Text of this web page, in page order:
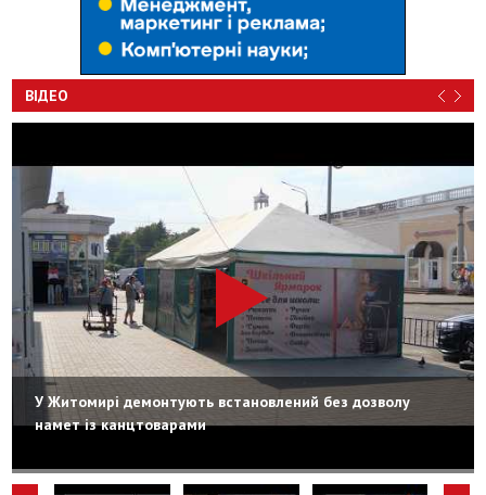
ВІДЕО
У Житомирі демонтують встановлений без дозволу
намет із канцтоварами